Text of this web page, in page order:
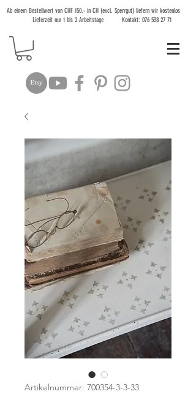
Ab einem Bestellwert von CHF 150.- in CH (excl. Sperrgut) liefern wir kostenlos
Lieferzeit nur 1 bis 2 Arbeitstage Kontakt: 076 538 27 71
Artikelnummer: 700354-3-3-33